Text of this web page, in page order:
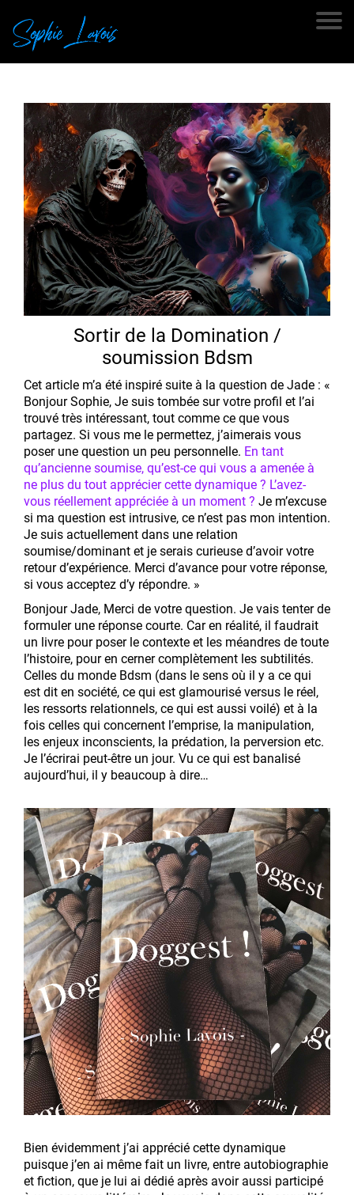
Sortir de la Domination /
soumission Bdsm
Cet article m’a été inspiré suite à la question de Jade : «
Bonjour Sophie, Je suis tombée sur votre profil et l’ai
trouvé très intéressant, tout comme ce que vous
partagez. Si vous me le permettez, j’aimerais vous
poser une question un peu personnelle. En tant
qu’ancienne soumise, qu’est-ce qui vous a amenée à
ne plus du tout apprécier cette dynamique ? L’avez-
vous réellement appréciée à un moment ? Je m’excuse
si ma question est intrusive, ce n’est pas mon intention.
Je suis actuellement dans une relation
soumise/dominant et je serais curieuse d’avoir votre
retour d’expérience. Merci d’avance pour votre réponse,
si vous acceptez d’y répondre. »
Bonjour Jade, Merci de votre question. Je vais tenter de
formuler une réponse courte. Car en réalité, il faudrait
un livre pour poser le contexte et les méandres de toute
l’histoire, pour en cerner complètement les subtilités.
Celles du monde Bdsm (dans le sens où il y a ce qui
est dit en société, ce qui est glamourisé versus le réel,
les ressorts relationnels, ce qui est aussi voilé) et à la
fois celles qui concernent l’emprise, la manipulation,
les enjeux inconscients, la prédation, la perversion etc.
Je l’écrirai peut-être un jour. Vu ce qui est banalisé
aujourd’hui, il y beaucoup à dire…
Bien évidemment j’ai apprécié cette dynamique
puisque j’en ai même fait un livre, entre autobiographie
et fiction, que je lui ai dédié après avoir aussi participé